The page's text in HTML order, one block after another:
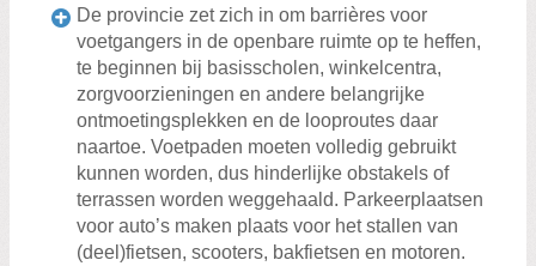
De provincie zet zich in om barrières voor
voetgangers in de openbare ruimte op te heffen,
te beginnen bij basisscholen, winkelcentra,
zorgvoorzieningen en andere belangrijke
ontmoetingsplekken en de looproutes daar
naartoe. Voetpaden moeten volledig gebruikt
kunnen worden, dus hinderlijke obstakels of
terrassen worden weggehaald. Parkeerplaatsen
voor auto’s maken plaats voor het stallen van
(deel)fietsen, scooters, bakfietsen en motoren.